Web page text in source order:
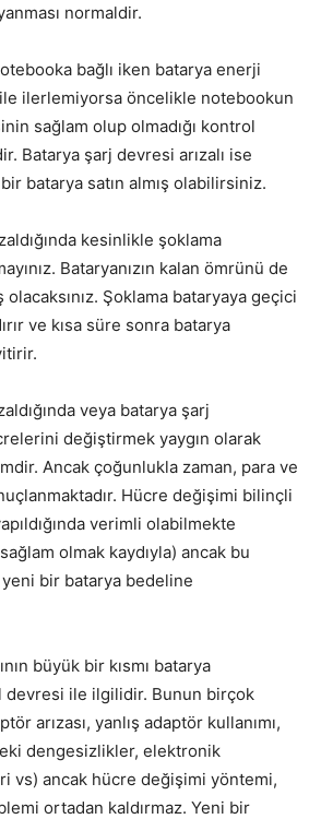
normaldir.
bağlı iken batarya enerji
ilerlemiyorsa öncelikle notebookun
sağlam olup olmadığı kontrol
Batarya şarj devresi arızalı ise
batarya satın almış olabilirsiniz.
kesinlikle şoklama
Bataryanızın kalan ömrünü de
Şoklama bataryaya geçici
ve kısa süre sonra batarya
veya batarya şarj
değiştirmek yaygın olarak
Ancak çoğunlukla zaman, para ve
Hücre değişimi bilinçli
verimli olabilmekte
olmak kaydıyla) ancak bu
bir batarya bedeline
büyük bir kısmı batarya
ile ilgilidir. Bunun birçok
arızası, yanlış adaptör kullanımı,
dengesizlikler, elektronik
vs) ancak hücre değişimi yöntemi,
ortadan kaldırmaz. Yeni bir